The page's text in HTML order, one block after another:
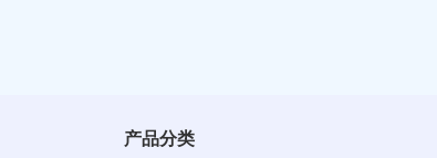
产品分类